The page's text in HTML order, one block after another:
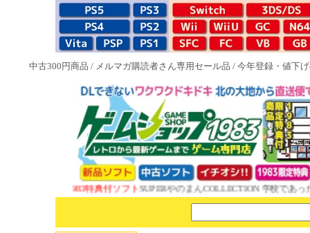
中古300円商品 / メルマガ購読者さん専用セール品 / 今年登録・値下
NEW 1983特典付ソフトSUPERやのまんCOLLECTION 学校であった怖